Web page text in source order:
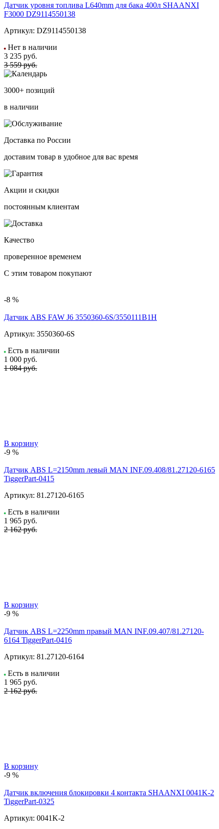
Датчик уровня топлива L640mm для бака 400л SHAANXI
F3000 DZ9114550138
Артикул: DZ9114550138
Нет в наличии
3 235 руб.
3 559 руб.
3000+ позиций
в наличии
Доставка по России
доставим товар в удобное для вас время
Акции и скидки
постоянным клиентам
Качество
проверенное временем
С этим товаром покупают
-8 %
Датчик ABS FAW J6 3550360-6S/3550111B1H
Артикул: 3550360-6S
Есть в наличии
1 000 руб.
1 084 руб.
В корзину
-9 %
Датчик ABS L=2150mm левый MAN INF.09.408/81.27120-6165
TiggerPart-0415
Артикул: 81.27120-6165
Есть в наличии
1 965 руб.
2 162 руб.
В корзину
-9 %
Датчик ABS L=2250mm правый MAN INF.09.407/81.27120-
6164 TiggerPart-0416
Артикул: 81.27120-6164
Есть в наличии
1 965 руб.
2 162 руб.
В корзину
-9 %
Датчик включения блокировки 4 контакта SHAANXI 0041K-2
TiggerPart-0325
Артикул: 0041K-2